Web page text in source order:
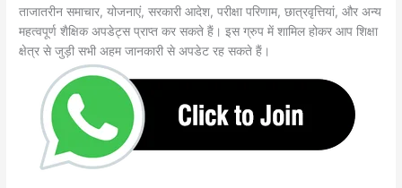
ताजातरीन समाचार, योजनाएं, सरकारी आदेश, परीक्षा परिणाम, छात्रवृत्तियां, और अन्य
महत्वपूर्ण शैक्षिक अपडेट्स प्राप्त कर सकते हैं। इस ग्रुप में शामिल होकर आप शिक्षा
क्षेत्र से जुड़ी सभी अहम जानकारी से अपडेट रह सकते हैं।